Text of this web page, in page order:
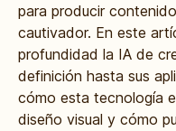
para producir
cautivador. En este
profundidad la IA de
definición hasta sus
cómo esta tecnología
diseño visual y cómo